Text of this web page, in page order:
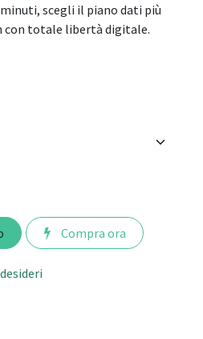
scegli il piano dati più
con totale libertà digitale.
Compra ora